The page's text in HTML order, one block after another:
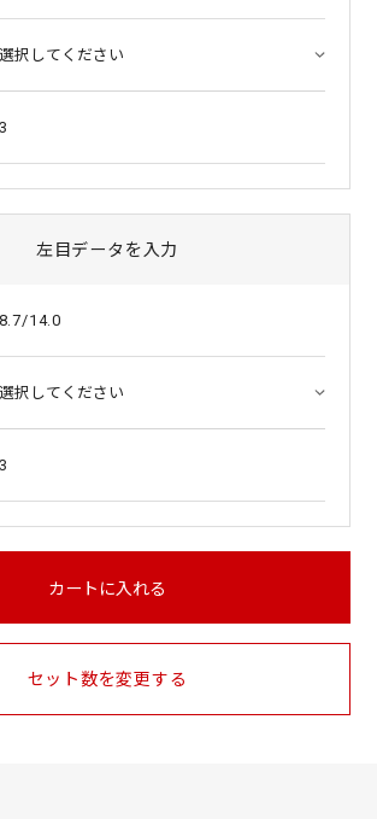
3
左目データを入力
8.7/14.0
3
カートに入れる
セット数を変更する